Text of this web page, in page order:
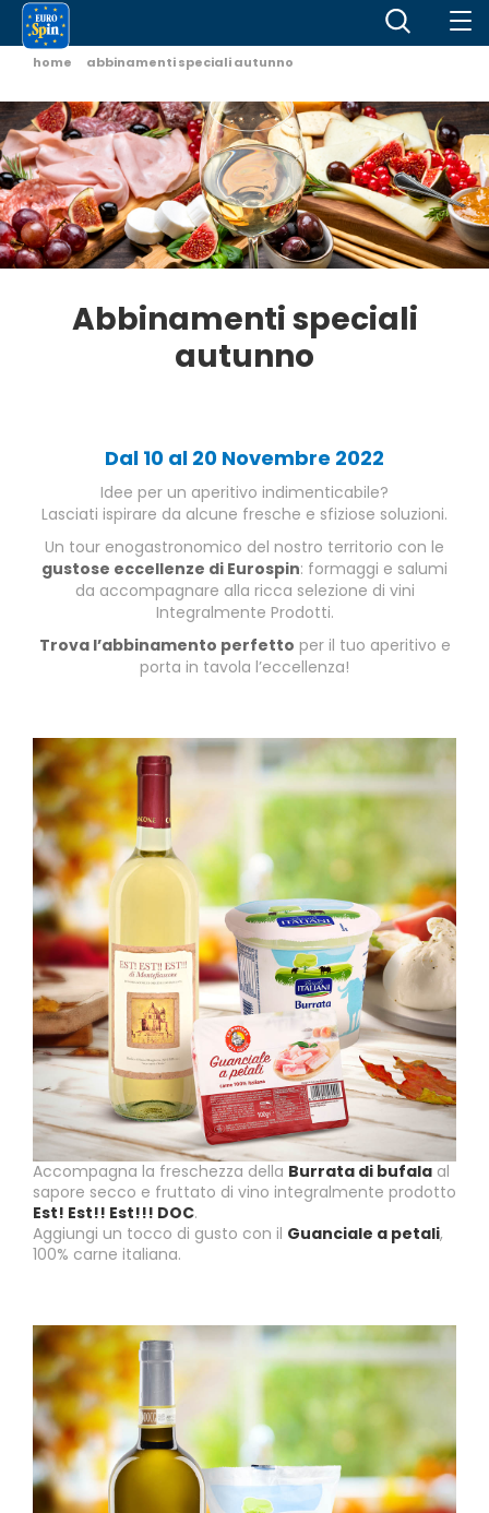
home abbinamenti speciali autunno
Abbinamenti speciali
autunno
Dal 10 al 20 Novembre 2022
Idee per un aperitivo indimenticabile?
Lasciati ispirare da alcune fresche e sfiziose soluzioni.
Un tour enogastronomico del nostro territorio con le
gustose eccellenze di Eurospin: formaggi e salumi
da accompagnare alla ricca selezione di vini
Integralmente Prodotti.
Trova l’abbinamento perfetto per il tuo aperitivo e
porta in tavola l’eccellenza!
Accompagna la freschezza della Burrata di bufala al
sapore secco e fruttato di vino integralmente prodotto
Est! Est!! Est!!! DOC.
Aggiungi un tocco di gusto con il Guanciale a petali,
100% carne italiana.